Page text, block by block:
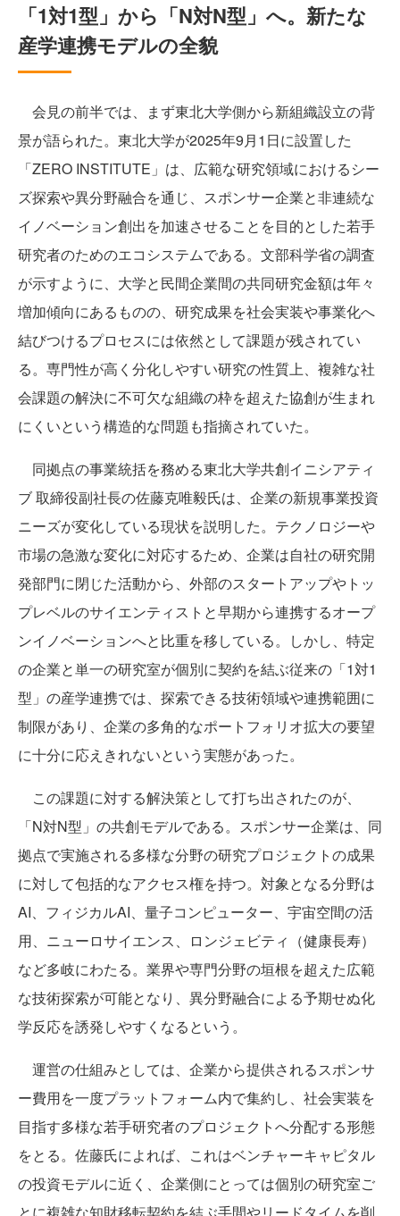
「1対1型」から「N対N型」へ。新たな
産学連携モデルの全貌
会見の前半では、まず東北大学側から新組織設立の背
景が語られた。東北大学が2025年9月1日に設置した
「ZERO INSTITUTE」は、広範な研究領域におけるシー
ズ探索や異分野融合を通じ、スポンサー企業と非連続な
イノベーション創出を加速させることを目的とした若手
研究者のためのエコシステムである。文部科学省の調査
が示すように、大学と民間企業間の共同研究金額は年々
増加傾向にあるものの、研究成果を社会実装や事業化へ
結びつけるプロセスには依然として課題が残されてい
る。専門性が高く分化しやすい研究の性質上、複雑な社
会課題の解決に不可欠な組織の枠を超えた協創が生まれ
にくいという構造的な問題も指摘されていた。
同拠点の事業統括を務める東北大学共創イニシアティ
ブ 取締役副社長の佐藤克唯毅氏は、企業の新規事業投資
ニーズが変化している現状を説明した。テクノロジーや
市場の急激な変化に対応するため、企業は自社の研究開
発部門に閉じた活動から、外部のスタートアップやトッ
プレベルのサイエンティストと早期から連携するオープ
ンイノベーションへと比重を移している。しかし、特定
の企業と単一の研究室が個別に契約を結ぶ従来の「1対1
型」の産学連携では、探索できる技術領域や連携範囲に
制限があり、企業の多角的なポートフォリオ拡大の要望
に十分に応えきれないという実態があった。
この課題に対する解決策として打ち出されたのが、
「N対N型」の共創モデルである。スポンサー企業は、同
拠点で実施される多様な分野の研究プロジェクトの成果
に対して包括的なアクセス権を持つ。対象となる分野は
AI、フィジカルAI、量子コンピューター、宇宙空間の活
用、ニューロサイエンス、ロンジェビティ（健康長寿）
など多岐にわたる。業界や専門分野の垣根を超えた広範
な技術探索が可能となり、異分野融合による予期せぬ化
学反応を誘発しやすくなるという。
運営の仕組みとしては、企業から提供されるスポンサ
ー費用を一度プラットフォーム内で集約し、社会実装を
目指す多様な若手研究者のプロジェクトへ分配する形態
をとる。佐藤氏によれば、これはベンチャーキャピタル
の投資モデルに近く、企業側にとっては個別の研究室ご